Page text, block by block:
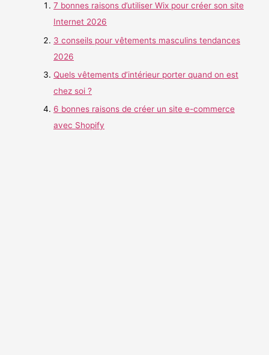
7 bonnes raisons d’utiliser Wix pour créer son site
Internet 2026
3 conseils pour vêtements masculins tendances
2026
Quels vêtements d’intérieur porter quand on est
chez soi ?
6 bonnes raisons de créer un site e-commerce
avec Shopify